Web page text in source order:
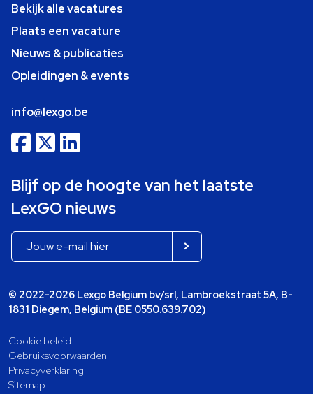
Bekijk alle vacatures
Plaats een vacature
Nieuws & publicaties
Opleidingen & events
info@lexgo.be
Blijf op de hoogte van het laatste
LexGO nieuws
© 2022-2026 Lexgo Belgium bv/srl, Lambroekstraat 5A, B-
1831 Diegem, Belgium (BE 0550.639.702)
Cookie beleid
Gebruiksvoorwaarden
Privacyverklaring
Sitemap